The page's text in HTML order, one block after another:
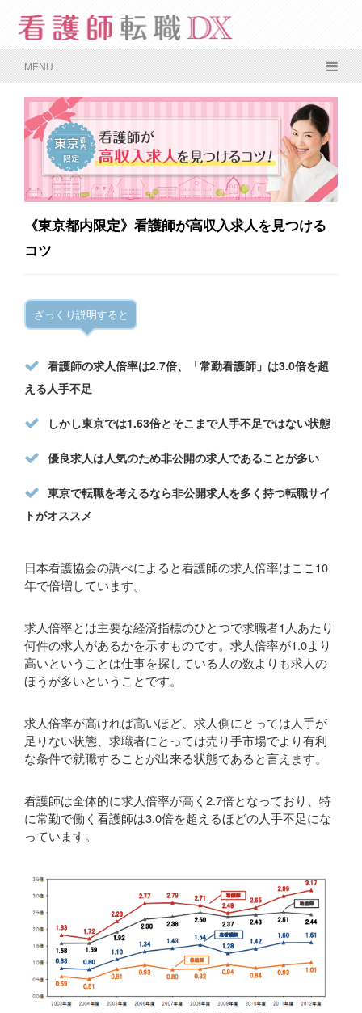
MENU
《東京都内限定》看護師が高収入求人を見つける
コツ
ざっくり説明すると
看護師の求人倍率は2.7倍、「常勤看護師」は3.0倍を超
える人手不足
しかし東京では1.63倍とそこまで人手不足ではない状態
優良求人は人気のため非公開の求人であることが多い
東京で転職を考えるなら非公開求人を多く持つ転職サイ
トがオススメ
日本看護協会の調べによると看護師の求人倍率はここ10
年で倍増しています。
求人倍率とは主要な経済指標のひとつで求職者1人あたり
何件の求人があるかを示すものです。求人倍率が1.0より
高いということは仕事を探している人の数よりも求人の
ほうが多いということです。
求人倍率が高ければ高いほど、求人側にとっては人手が
足りない状態、求職者にとっては売り手市場でより有利
な条件で就職することが出来る状態であると言えます。
看護師は全体的に求人倍率が高く2.7倍となっており、特
に常勤で働く看護師は3.0倍を超えるほどの人手不足にな
っています。